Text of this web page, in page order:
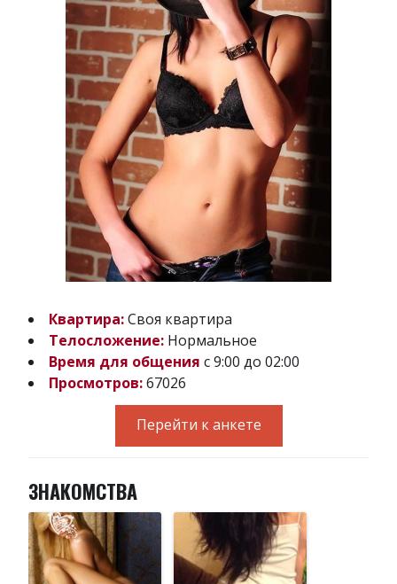
Квартира:Своя квартира
Телосложение: Нормальное
Время для общения с 9:00 до 02:00
Просмотров:67026
Перейти к анкете
ЗНАКОМСТВА